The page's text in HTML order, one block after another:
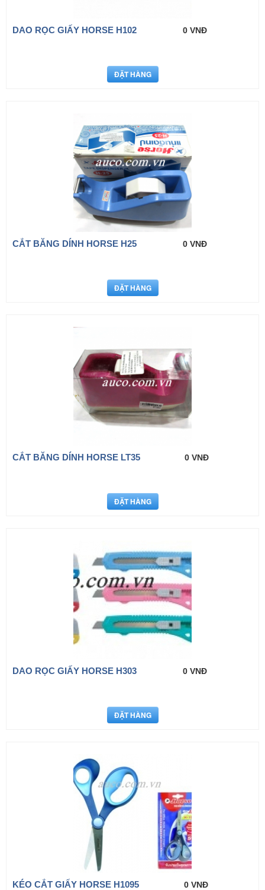
DAO RỌC GIẤY HORSE H102 0 VNĐ
CẮT BĂNG DÍNH HORSE H25 0 VNĐ
CẮT BĂNG DÍNH HORSE LT35 0 VNĐ
DAO RỌC GIẤY HORSE H303 0 VNĐ
KÉO CẮT GIẤY HORSE H1095 0 VNĐ